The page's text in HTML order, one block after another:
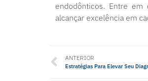
endodônticos. Entre em
alcançar excelência em
ANTERIOR
Estratégias Para Elevar Seu